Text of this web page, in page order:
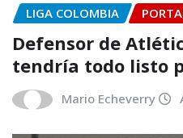
LIGA COLOMBIA
Defensor de
tendría todo listo
Mario Echeverry